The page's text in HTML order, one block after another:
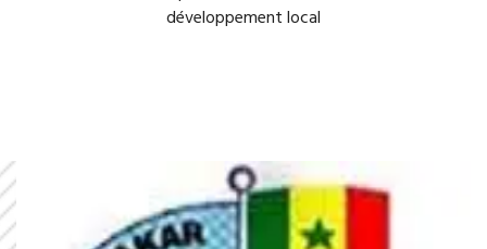
développement local